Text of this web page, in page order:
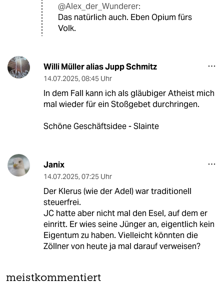
@Alex_der_Wunderer:
Das natürlich auch. Eben Opium fürs
Volk.
Willi Müller alias Jupp Schmitz
14.07.2025, 08:45 Uhr
In dem Fall kann ich als gläubiger Atheist mich
mal wieder für ein Stoßgebet durchringen.
Schöne Geschäftsidee - Slainte
Janix
14.07.2025, 07:25 Uhr
Der Klerus (wie der Adel) war traditionell
steuerfrei.
JC hatte aber nicht mal den Esel, auf dem er
einritt. Er wies seine Jünger an, eigentlich kein
Eigentum zu haben. Vielleicht könnten die
Zöllner von heute ja mal darauf verweisen?
meistkommentiert